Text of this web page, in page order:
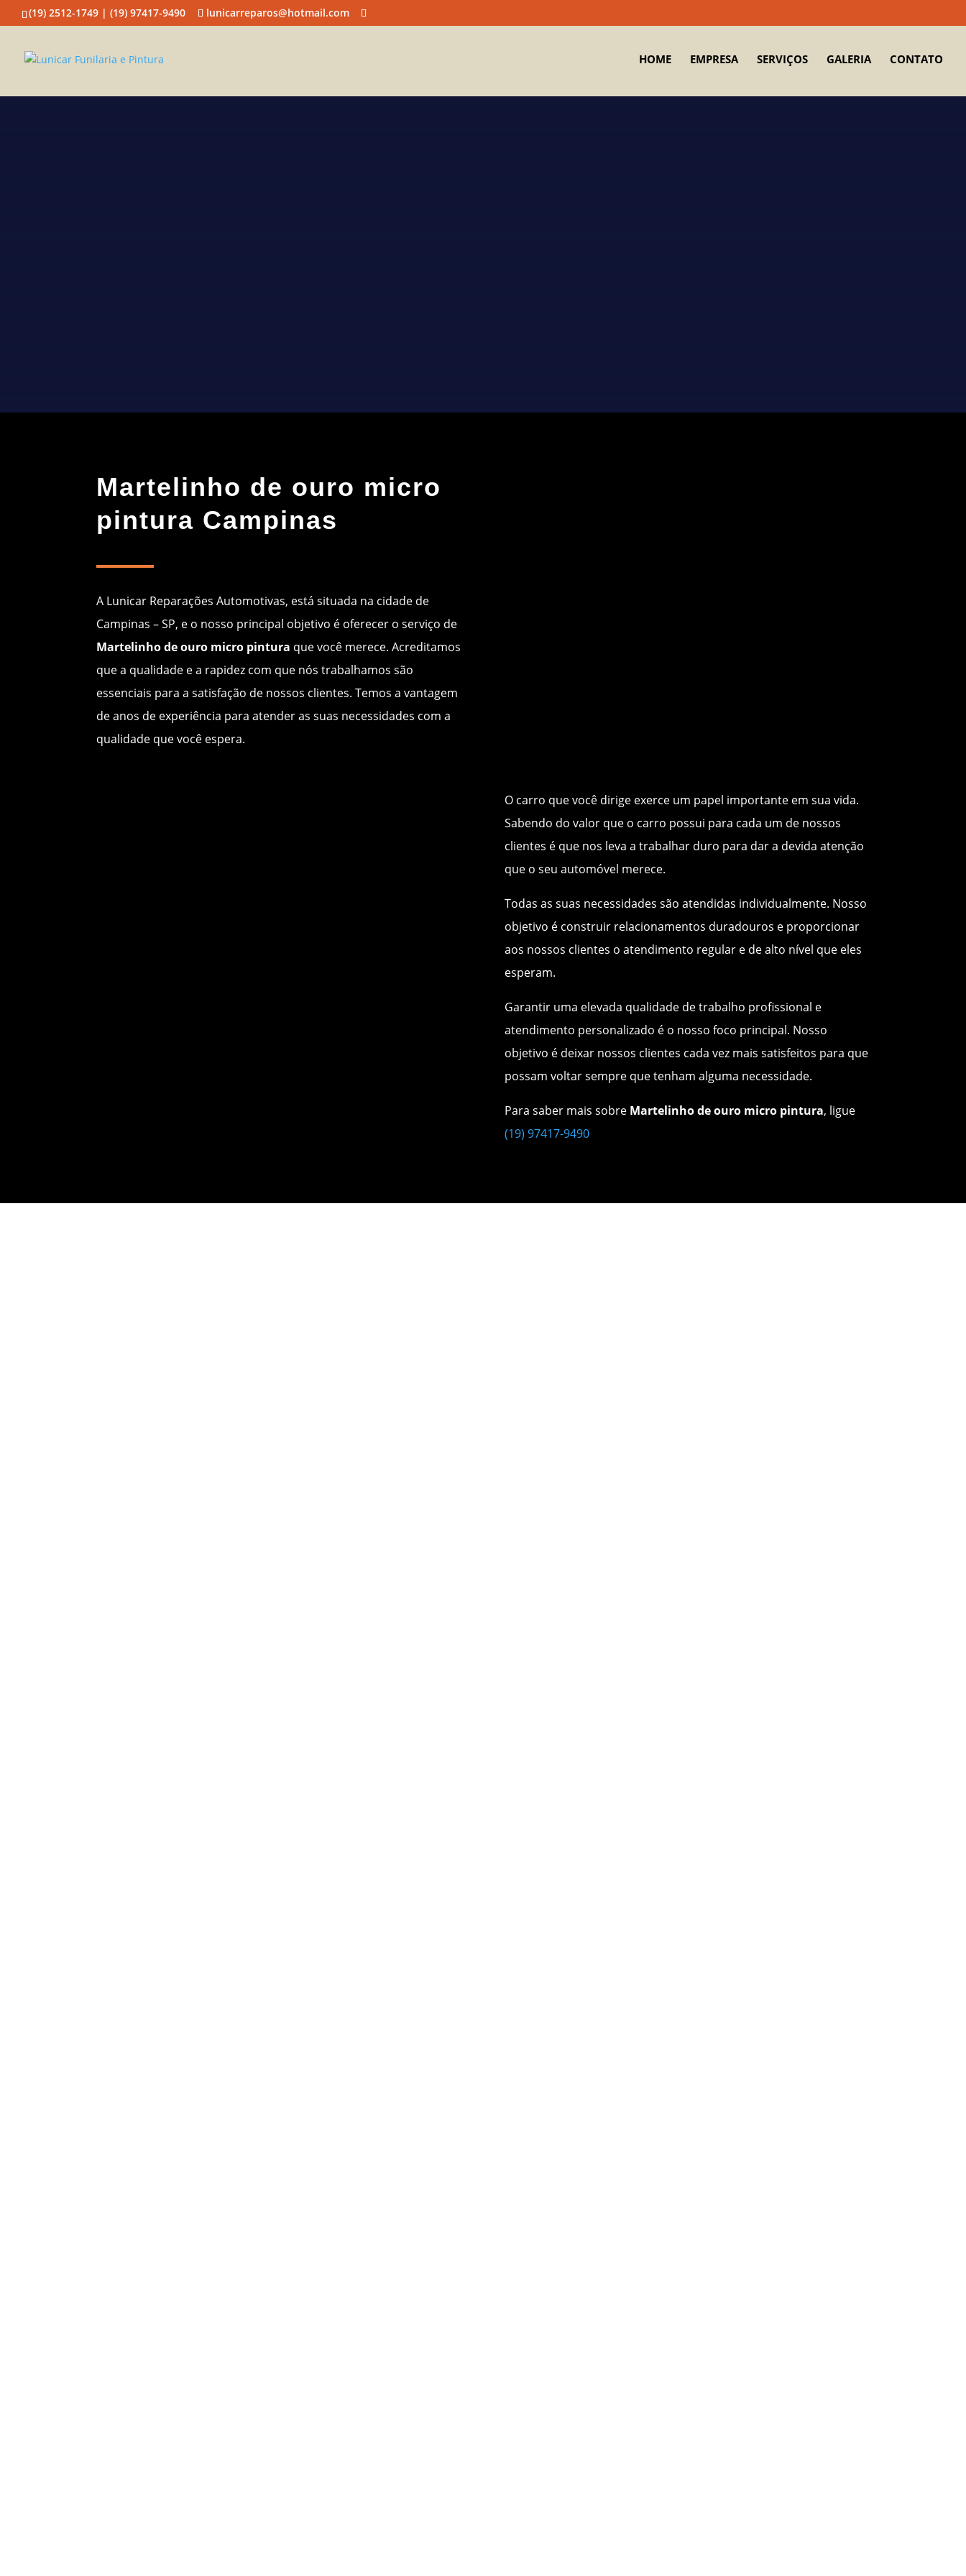
(19) 2512-1749 | (19) 97417-9490 lunicarreparos@hotmail.com
HOME EMPRESA SERVIÇOS GALERIA CONTATO
Martelinho de ouro micro
pintura Campinas
A Lunicar Reparações Automotivas, está situada na cidade de
Campinas – SP, e o nosso principal objetivo é oferecer o serviço de
Martelinho de ouro micro pintura que você merece. Acreditamos
que a qualidade e a rapidez com que nós trabalhamos são
essenciais para a satisfação de nossos clientes. Temos a vantagem
de anos de experiência para atender as suas necessidades com a
qualidade que você espera.
O carro que você dirige exerce um papel importante em sua vida.
Sabendo do valor que o carro possui para cada um de nossos
clientes é que nos leva a trabalhar duro para dar a devida atenção
que o seu automóvel merece.
Todas as suas necessidades são atendidas individualmente. Nosso
objetivo é construir relacionamentos duradouros e proporcionar
aos nossos clientes o atendimento regular e de alto nível que eles
esperam.
Garantir uma elevada qualidade de trabalho profissional e
atendimento personalizado é o nosso foco principal. Nosso
objetivo é deixar nossos clientes cada vez mais satisfeitos para que
possam voltar sempre que tenham alguma necessidade.
Para saber mais sobre Martelinho de ouro micro pintura, ligue
(19) 97417-9490